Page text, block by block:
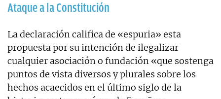
Ataque a la Constitución
La declaración califica de «espuria» esta
propuesta por su intención de ilegalizar
cualquier asociación o fundación «que sostenga
puntos de vista diversos y plurales sobre los
hechos acaecidos en el último siglo de la